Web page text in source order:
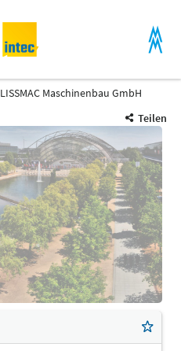
LISSMAC Maschinenbau GmbH
Teilen